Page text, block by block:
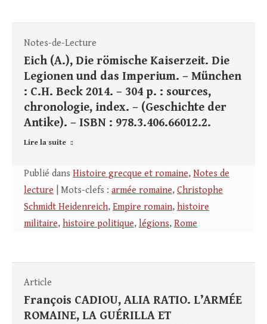
Notes-de-Lecture
Eich (A.), Die römische Kaiserzeit. Die
Legionen und das Imperium. – München
: C.H. Beck 2014. – 304 p. : sources,
chronologie, index. – (Geschichte der
Antike). – ISBN : 978.3.406.66012.2.
Lire la suite
Publié dans Histoire grecque et romaine, Notes de
lecture | Mots-clefs : armée romaine, Christophe
Schmidt Heidenreich, Empire romain, histoire
militaire, histoire politique, légions, Rome
Article
François CADIOU, ALIA RATIO. L’ARMÉE
ROMAINE, LA GUÉRILLA ET